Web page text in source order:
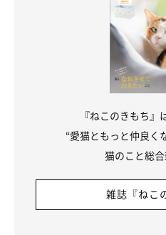
『ねこのきもち
“愛猫ともっと仲良く
猫のこと総合
雑誌『ねこ